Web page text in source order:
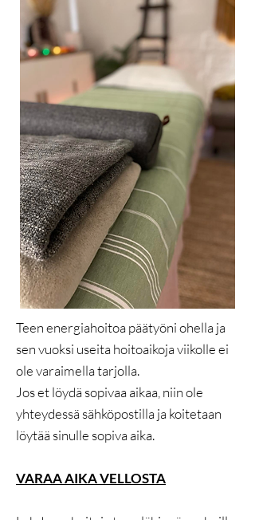
Teen energiahoitoa päätyöni ohella ja
sen vuoksi useita hoitoaikoja viikolle ei
ole varaimella tarjolla.
Jos et löydä sopivaa aikaa, niin ole
yhteydessä sähköpostilla ja koitetaan
löytää sinulle sopiva aika.
VARAA AIKA VELLOSTA